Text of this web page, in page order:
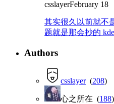
csslayerFebruary 18
其实很久以前就不
题就是那会抄的
Authors
csslayer(208)
心之所在 (188)